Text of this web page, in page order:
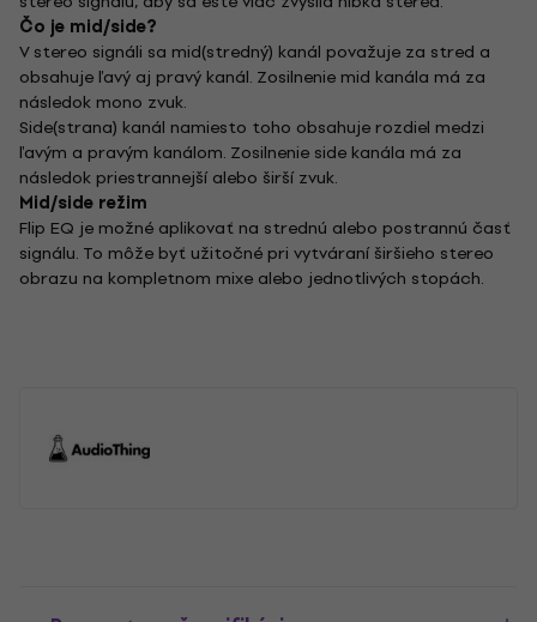
Čo je mid/side?
V stereo signáli sa mid(stredný) kanál považuje za stred a
obsahuje ľavý aj pravý kanál. Zosilnenie mid kanála má za
následok mono zvuk.
Side(strana) kanál namiesto toho obsahuje rozdiel medzi
ľavým a pravým kanálom. Zosilnenie side kanála má za
následok priestrannejší alebo širší zvuk.
Mid/side režim
Flip EQ je možné aplikovať na strednú alebo postrannú časť
signálu. To môže byť užitočné pri vytváraní širšieho stereo
obrazu na kompletnom mixe alebo jednotlivých stopách.